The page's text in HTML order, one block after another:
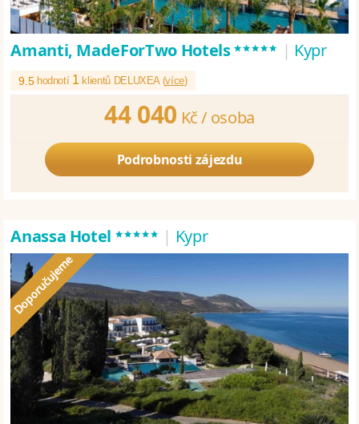
Amanti, MadeForTwo Hotels***** | Kypr
9.5 hodnotí 1klientů DELUXEA (více)
44 040 Kč / osoba
Podrobnosti zájezdu
Anassa Hotel ***** | Kypr